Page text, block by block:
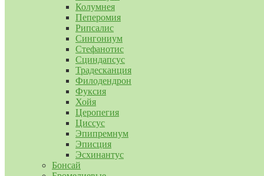
Колумнея
Пеперомия
Рипсалис
Сингониум
Стефанотис
Сциндапсус
Традесканция
Филодендрон
Фуксия
Хойя
Церопегия
Циссус
Эпипремнум
Эписция
Эсхинантус
Бонсай